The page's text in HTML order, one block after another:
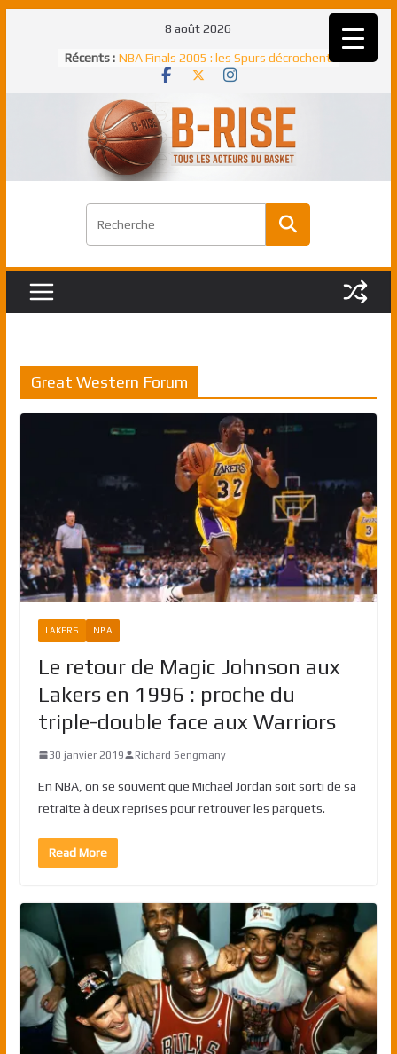
8 août 2026
Récents : NBA Finals 2005 : les Spurs décrochent
un troisième titre NBA, la rude bataille
NBA Finals 2021 : les Bucks et Giannis
Antetokounmpo triomphent, le Greek
Freek élu MVP
Shai Gilgeous-Alexander : son premier
match à plus de 40 points en NBA, le
Pau Gasol dans l’histoire en 2002 :
premier européen sacré Rookie de
Rudy Gobert, deuxième Français élu
Great Western Forum
LAKERS NBA
Le retour de Magic Johnson aux
Lakers en 1996 : proche du
triple-double face aux Warriors
30 janvier 2019 Richard Sengmany
En NBA, on se souvient que Michael Jordan soit sorti de sa
retraite à deux reprises pour retrouver les parquets.
Read More